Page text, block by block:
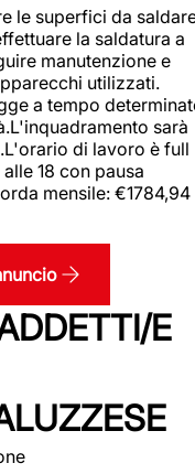
le superfici da
la saldatura a
manutenzione e
utilizzati.
a tempo
sarà
di lavoro è full
18 con pausa
mensile: €1784,94
E